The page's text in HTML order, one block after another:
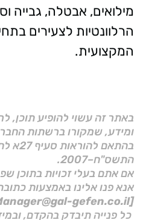
מילואים, אבטלה, גבייה
הרלוונטיות לצעירים
המקצועית.
באתר זה עשוי להופיע תוכן,
ומידע, שמקורו ברשתות
בהתאם
התשס"ח–2007.
אם אתם בעלי זכויות בתוכן
אנא פנו אלינו באמצעות
[Manager@gal-gefen.co.il]
כל פנייה תיבדק בהקדם,